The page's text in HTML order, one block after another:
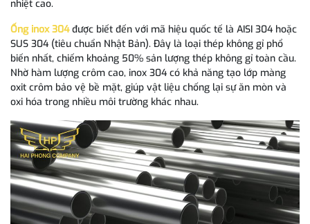
nhiệt cao.
Ống inox 304 được biết đến với mã hiệu quốc tế là AISI 304 hoặc
SUS 304 (tiêu chuẩn Nhật Bản). Đây là loại thép không gỉ phổ
biến nhất, chiếm khoảng 50% sản lượng thép không gỉ toàn cầu.
Nhờ hàm lượng crôm cao, inox 304 có khả năng tạo lớp màng
oxit crôm bảo vệ bề mặt, giúp vật liệu chống lại sự ăn mòn và
oxi hóa trong nhiều môi trường khác nhau.